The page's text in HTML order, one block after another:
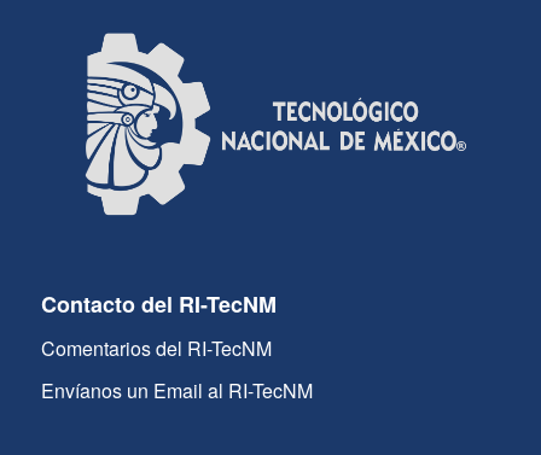
Contacto del RI-TecNM
Comentarios del RI-TecNM
Envíanos un Email al RI-TecNM